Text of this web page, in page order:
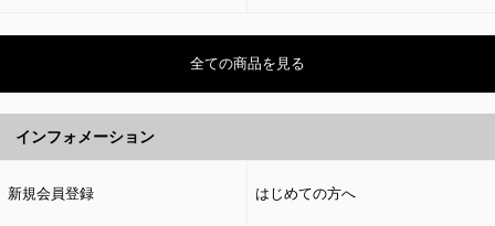
全ての商品を見る
インフォメーション
新規会員登録 はじめての方へ